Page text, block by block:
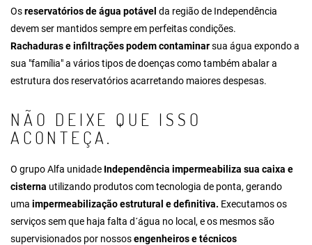
Osreservatórios de água potável da região de Independência
devem ser mantidos sempre em perfeitas condições.
Rachaduras e infiltrações podem contaminarsua água expondo a
sua "família" a vários tipos de doenças como também abalar a
estrutura dos reservatórios acarretando maiores despesas.
NÃO DEIXE QUE ISSO
ACONTEÇA.
O grupo Alfa unidade Independência impermeabiliza sua caixa e
cisterna utilizando produtos com tecnologia de ponta, gerando
uma impermeabilização estrutural e definitiva. Executamos os
serviços sem que haja falta d´água no local, e os mesmos são
supervisionados por nossosengenheiros e técnicos